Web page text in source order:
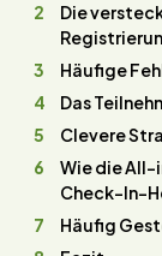
Die
Häufige
Das
Clevere
Wie die
Check-In-
Häufig